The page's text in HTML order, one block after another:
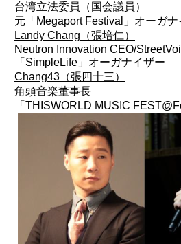
台湾立法委員（国会議員）
元「Megaport Festival」オーガナ
Landy Chang （張培仁）
Neutron Innovation CEO/
「SimpleLife」オーガナイザー
Chang43 （張四十三）
角頭音楽董事長
「THISWORLD MUSIC